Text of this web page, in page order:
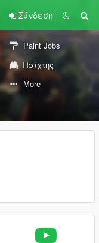
Σύνδεση
Paint Jobs
Παίχτης
More